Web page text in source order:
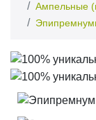
Ампельные